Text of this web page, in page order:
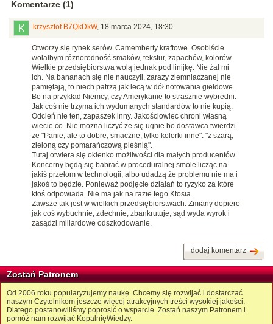
Komentarze (1)
krzysztof B7QkDkW, 18 marca 2024, 18:30
Otworzy się rynek serów. Camemberty kraftowe. Osobiście
wolałbym różnorodność smaków, tekstur, zapachów, kolorów.
Wielkie przedsiębiorstwa wolą jednak pod linijkę. Nie żal mi
ich. Na bananach się nie nauczyli, zarazy ziemniaczanej nie
pamiętają, to niech patrzą jak lecą w dół notowania giełdowe.
Bo na przykład Niemcy, czy Amerykanie to strasznie wybredni.
Jak coś nie trzyma ich wydumanych standardów to nie kupią.
Odcień nie ten, zapaszek inny. Jakościowiec chroni własną
wiecie co. Nie można liczyć że się ugnie bo dostawca twierdzi
że "Panie, ale to dobre, smaczne, tylko kolorki inne". "z szarą,
zieloną czy pomarańczową pleśnią".
Tutaj otwiera się okienko możliwości dla małych producentów.
Koncerny będą się babrać w proceduralnej smole licząc na
jakiś przełom w technologii, albo udadzą że problemu nie ma i
jakoś to będzie. Ponieważ podjęcie działań to ryzyko za które
ktoś odpowiada. Nie ma jak na razie tego Ktosia.
Zawsze tak jest w wielkich przedsiębiorstwach. Zmiany dopiero
jak coś wybuchnie, zdechnie, zbankrutuje, sąd wyda wyrok i
zasądzi miliardowe odszkodowanie.
dodaj komentarz
Zostań Patronem
Od 2006 roku popularyzujemy naukę. Chcemy się rozwijać i dostarczać
naszym Czytelnikom jeszcze więcej atrakcyjnych treści wysokiej jakości.
Dlatego postanowiliśmy poprosić o wsparcie. Zostań naszym Patronem i
pomóż nam rozwijać KopalnięWiedzy.